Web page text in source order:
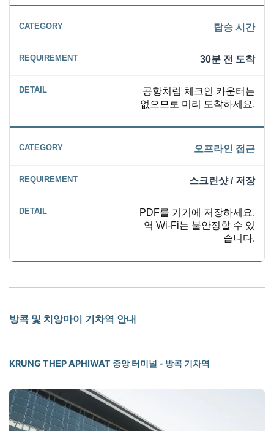
탑승 시간
30분 전 도착
공항처럼 체크인 카운터는
없으므로 미리 도착하세요.
오프라인 접근
스크린샷 / 저장
PDF를 기기에 저장하세요.
역 Wi-Fi는 불안정할 수 있
습니다.
방콕 및 치앙마이 기차역 안내
KRUNG THEP APHIWAT 중앙 터미널 - 방콕 기차역